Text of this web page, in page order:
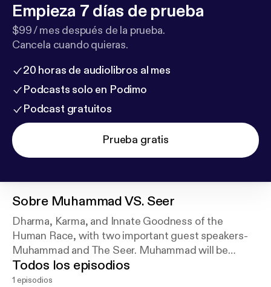
Empieza 7 días de prueba
$99 / mes después de la prueba.
Cancela cuando quieras.
20 horas de audiolibros al mes
Podcasts solo en Podimo
Podcast gratuitos
Prueba gratis
Sobre Muhammad VS. Seer
Dharma, Karma, and Innate Goodness of the
Human Race, with two important guest speakers-
Muhammad and The Seer. Muhammad will be
discussing the Koran and The Seer will discuss The
Ramayana.
Todos los episodios
1 episodios